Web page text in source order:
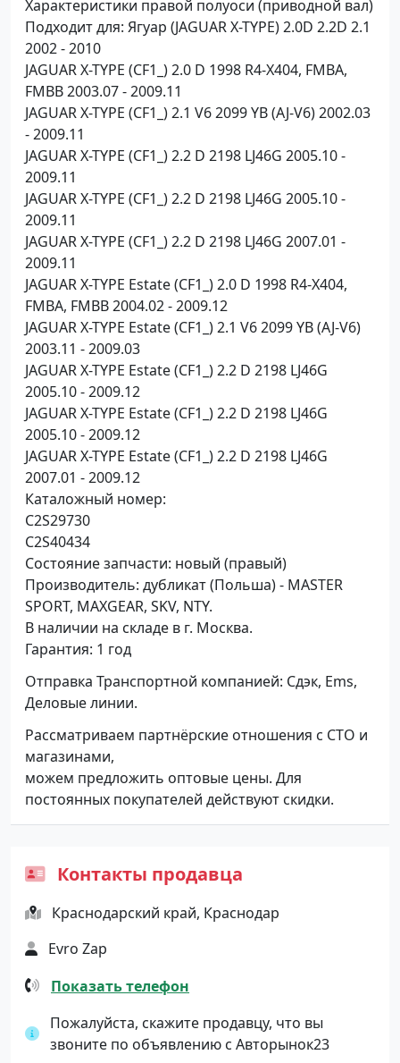
Характеристики правой полуоси (приводной вал)
Подходит для: Ягуар (JAGUAR X-TYPE) 2.0D 2.2D 2.1
2002 - 2010
JAGUAR X-TYPE (CF1_) 2.0 D 1998 R4-X404, FMBA,
FMBB 2003.07 - 2009.11
JAGUAR X-TYPE (CF1_) 2.1 V6 2099 YB (AJ-V6) 2002.03
- 2009.11
JAGUAR X-TYPE (CF1_) 2.2 D 2198 LJ46G 2005.10 -
2009.11
JAGUAR X-TYPE (CF1_) 2.2 D 2198 LJ46G 2005.10 -
2009.11
JAGUAR X-TYPE (CF1_) 2.2 D 2198 LJ46G 2007.01 -
2009.11
JAGUAR X-TYPE Estate (CF1_) 2.0 D 1998 R4-X404,
FMBA, FMBB 2004.02 - 2009.12
JAGUAR X-TYPE Estate (CF1_) 2.1 V6 2099 YB (AJ-V6)
2003.11 - 2009.03
JAGUAR X-TYPE Estate (CF1_) 2.2 D 2198 LJ46G
2005.10 - 2009.12
JAGUAR X-TYPE Estate (CF1_) 2.2 D 2198 LJ46G
2005.10 - 2009.12
JAGUAR X-TYPE Estate (CF1_) 2.2 D 2198 LJ46G
2007.01 - 2009.12
Каталожный номер:
C2S29730
C2S40434
Состояние запчасти: новый (правый)
Производитель: дубликат (Польша) - MASTER
SPORT, MAXGEAR, SKV, NTY.
В наличии на складе в г. Москва.
Гарантия: 1 год
Отправка Транспортной компанией: Сдэк, Ems,
Деловые линии.
Рассматриваем партнёрские отношения с СТО и
магазинами,
можем предложить оптовые цены. Для
постоянных покупателей действуют скидки.
Контакты продавца
Краснодарский край, Краснодар
Evro Zap
Показать телефон
Пожалуйста, скажите продавцу, что вы
звоните по объявлению с Авторынок23